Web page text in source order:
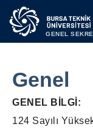
GENEL
Genel
GENEL BİLGİ:
124 Sayılı